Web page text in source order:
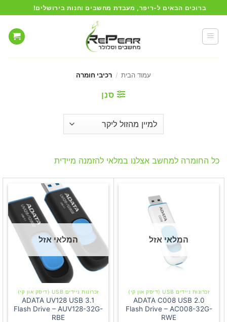
to
content
ברוכים הבאים ל-ריפר, מעבדת מחשבים וחנות בירושלים!
עמוד הבית / רכיבי חומרה
סנן
כל החומרה למחשב אצלנו במלאי להזמנה מיידית
המלאי אזל
זכרונות ניידים USB (דיסק און קי)
ADATA C008 USB 2.0
Flash Drive – AC008-32G-
RWE
המלאי אזל
זכרונות ניידים USB (דיסק און קי)
ADATA UV128 USB 3.1
Flash Drive – AUV128-32G-
RBE